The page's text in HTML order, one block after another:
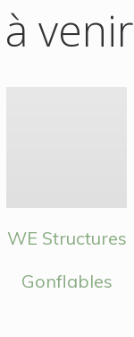
venir
WE Structures
Gonflables